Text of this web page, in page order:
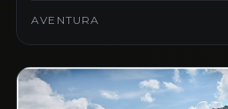
AVENTURA